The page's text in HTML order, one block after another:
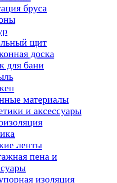
бруса
щит
доска
для бани
материалы
и аксессуары
ленты
пена и
изоляция